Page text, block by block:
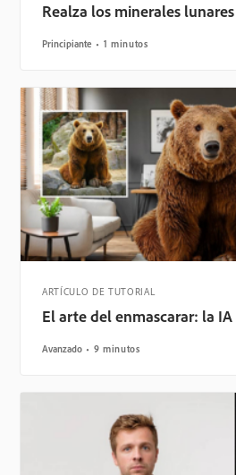
Realza los minerales
Principiante 1 minutos
ARTÍCULO DE TUTORIAL
El arte del enmascarar: la
Avanzado 9 minutos